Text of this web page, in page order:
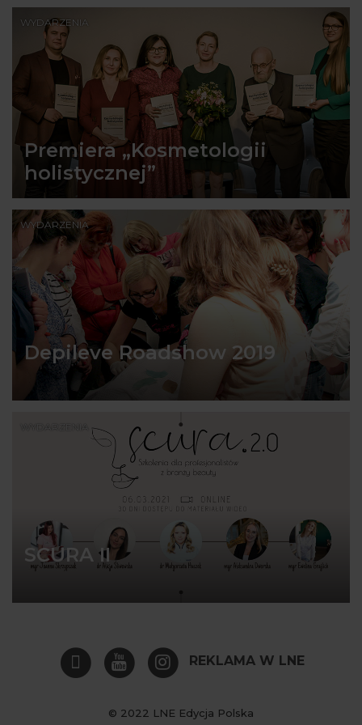
WYDARZENIA
Premiera „Kosmetologii
holistycznej”
WYDARZENIA
Depileve Roadshow 2019
WYDARZENIA
SCURA II
REKLAMA W LNE
© 2022 LNE Edycja Polska